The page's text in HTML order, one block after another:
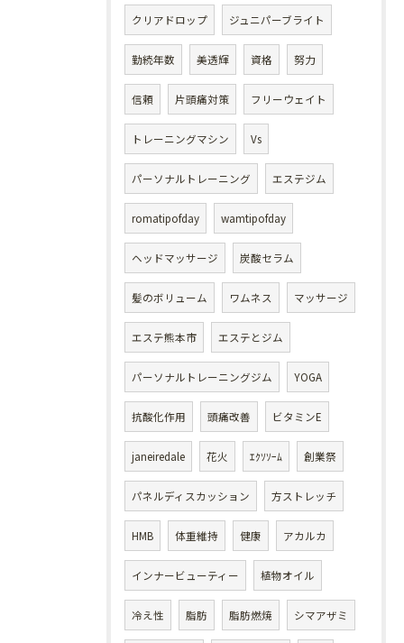
クリアドロップ ジュニパーブライト
勤続年数 美透輝 資格 努力
信頼 片頭痛対策 フリーウェイト
トレーニングマシン Vs
パーソナルトレーニング エステジム
romatipofday wamtipofday
ヘッドマッサージ 炭酸セラム
髪のボリューム ワムネス マッサージ
エステ熊本市 エステとジム
パーソナルトレーニングジム YOGA
抗酸化作用 頭痛改善 ビタミンE
janeiredale 花火 ｴｸｿｿｰﾑ 創業祭
パネルディスカッション 方ストレッチ
HMB 体重維持 健康 アカルカ
インナービューティー 植物オイル
冷え性 脂肪 脂肪燃焼 シマアザミ